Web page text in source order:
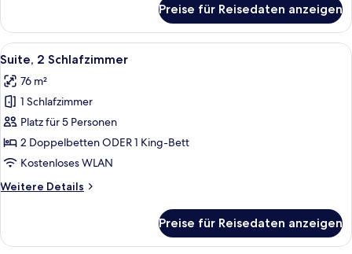
2 Schlafzimmer
Preise für Reisedaten anzeigen
Alle
Fotos
für
Suite,
2 Schlafzimmer
anzeigen
Ein Hotelzimmer mit einem großen
8
Suite, 2 Schlafzimmer
76 m²
1 Schlafzimmer
Platz für 5 Personen
2 Doppelbetten ODER 1 King-Bett
Kostenloses WLAN
Weitere Details
Weitere
2 Schlafzimmer
Preise für Reisedaten anzeigen